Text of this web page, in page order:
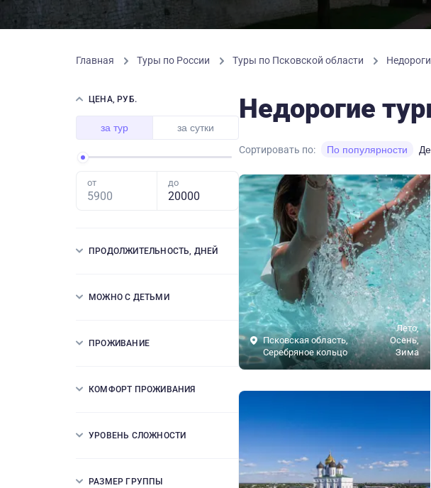
Главная Туры по России Туры по Псковской области
ЦЕНА, РУБ.
за тур за сутки
от до
ПРОДОЛЖИТЕЛЬНОСТЬ, ДНЕЙ
МОЖНО С ДЕТЬМИ
ПРОЖИВАНИЕ
КОМФОРТ ПРОЖИВАНИЯ
УРОВЕНЬ СЛОЖНОСТИ
РАЗМЕР ГРУППЫ
Недорогие
Сортировать по: По популярности
Псковская область,
Серебряное кольцо
Лето,
Осень,
Зима